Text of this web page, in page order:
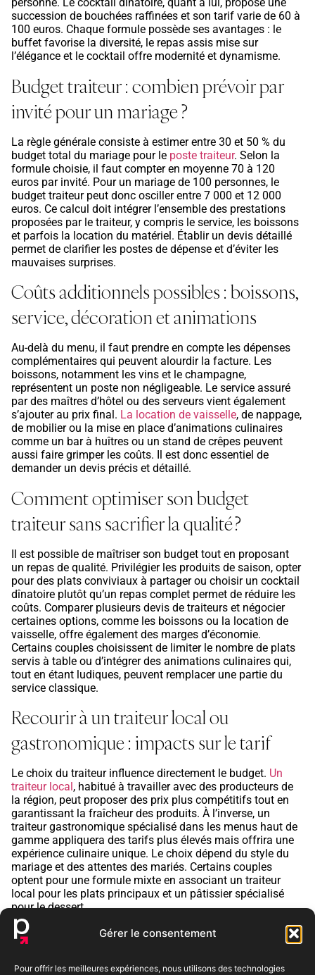
Gérer le consentement
Pour offrir les meilleures expériences, nous utilisons des technologies
personne. Le cocktail dînatoire, quant à lui, propose une
succession de bouchées raffinées et son tarif varie de 60 à
100 euros. Chaque formule possède ses avantages : le
buffet favorise la diversité, le repas assis mise sur
l’élégance et le cocktail offre modernité et dynamisme.
Budget traiteur : combien prévoir par
invité pour un mariage ?
La règle générale consiste à estimer entre 30 et 50 % du
budget total du mariage pour le poste traiteur. Selon la
formule choisie, il faut compter en moyenne 70 à 120
euros par invité. Pour un mariage de 100 personnes, le
budget traiteur peut donc osciller entre 7 000 et 12 000
euros. Ce calcul doit intégrer l’ensemble des prestations
proposées par le traiteur, y compris le service, les boissons
et parfois la location du matériel. Établir un devis détaillé
permet de clarifier les postes de dépense et d’éviter les
mauvaises surprises.
Coûts additionnels possibles : boissons,
service, décoration et animations
Au-delà du menu, il faut prendre en compte les dépenses
complémentaires qui peuvent alourdir la facture. Les
boissons, notamment les vins et le champagne,
représentent un poste non négligeable. Le service assuré
par des maîtres d’hôtel ou des serveurs vient également
s’ajouter au prix final. La location de vaisselle, de nappage,
de mobilier ou la mise en place d’animations culinaires
comme un bar à huîtres ou un stand de crêpes peuvent
aussi faire grimper les coûts. Il est donc essentiel de
demander un devis précis et détaillé.
Comment optimiser son budget
traiteur sans sacrifier la qualité ?
Il est possible de maîtriser son budget tout en proposant
un repas de qualité. Privilégier les produits de saison, opter
pour des plats conviviaux à partager ou choisir un cocktail
dînatoire plutôt qu’un repas complet permet de réduire les
coûts. Comparer plusieurs devis de traiteurs et négocier
certaines options, comme les boissons ou la location de
vaisselle, offre également des marges d’économie.
Certains couples choisissent de limiter le nombre de plats
servis à table ou d’intégrer des animations culinaires qui,
tout en étant ludiques, peuvent remplacer une partie du
service classique.
Recourir à un traiteur local ou
gastronomique : impacts sur le tarif
Le choix du traiteur influence directement le budget. Un
traiteur local, habitué à travailler avec des producteurs de
la région, peut proposer des prix plus compétitifs tout en
garantissant la fraîcheur des produits. À l’inverse, un
traiteur gastronomique spécialisé dans les menus haut de
gamme appliquera des tarifs plus élevés mais offrira une
expérience culinaire unique. Le choix dépend du style du
mariage et des attentes des mariés. Certains couples
optent pour une formule mixte en associant un traiteur
local pour les plats principaux et un pâtissier spécialisé
pour le dessert.
Conseils pour obtenir un devis traiteur
transparent et adapté